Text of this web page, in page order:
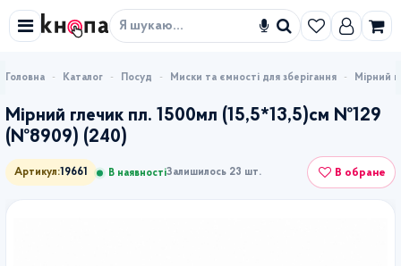
Знайти
Каталог Посуд Миски та ємності для зберігання Мірний
Мірний глечик пл. 1500мл (15,5*13,5)см №129
(№8909) (240)
Артикул: 19661 В наявностіЗалишилось 23 шт. В обране